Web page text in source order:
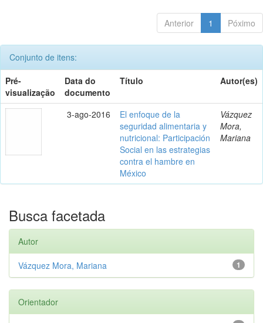
Anterior 1 Póximo
Conjunto de itens:
Pré-
visualização
Data do
documento
Título Autor(es)
3-ago-2016
El enfoque de la
seguridad alimentaria y
nutricional: Participación
Social en las estrategias
contra el hambre en
México
Vázquez
Mora,
Mariana
Busca facetada
Autor
1
Vázquez Mora, Mariana
Orientador